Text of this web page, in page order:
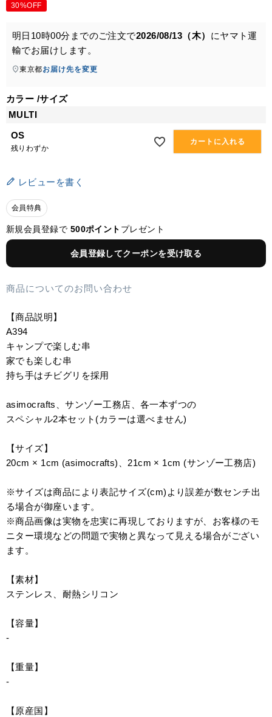
30%OFF
明日 10時00分 までのご注文で2026/08/13（木） にヤマト運
輸でお届けします。
東京都お届け先を変更
カラー サイズ
MULTI
OS
残りわずか
カートに入れる
レビューを書く
会員特典
新規会員登録で 500ポイント プレゼント
会員登録してクーポンを受け取る
商品についてのお問い合わせ
【商品説明】
A394
キャンプで楽しむ串
家でも楽しむ串
持ち手はチビグリを採用
asimocrafts、サンゾー工務店、各一本ずつの
スペシャル2本セット(カラーは選べません)
【サイズ】
20cm × 1cm (asimocrafts)、21cm × 1cm (サンゾー工務店)
※サイズは商品により表記サイズ(cm)より誤差が数センチ出
る場合が御座います。
※商品画像は実物を忠実に再現しておりますが、お客様のモ
ニター環境などの問題で実物と異なって見える場合がござい
ます。
【素材】
ステンレス、耐熱シリコン
【容量】
-
【重量】
-
【原産国】